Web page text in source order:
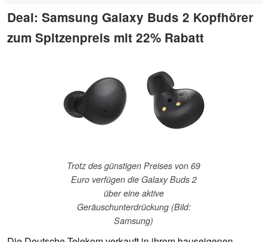
Deal: Samsung Galaxy Buds 2 Kopfhörer
zum Spitzenpreis mit 22% Rabatt
Trotz des günstigen Preises von 69
Euro verfügen die Galaxy Buds 2
über eine aktive
Geräuschunterdrückung (Bild:
Samsung)